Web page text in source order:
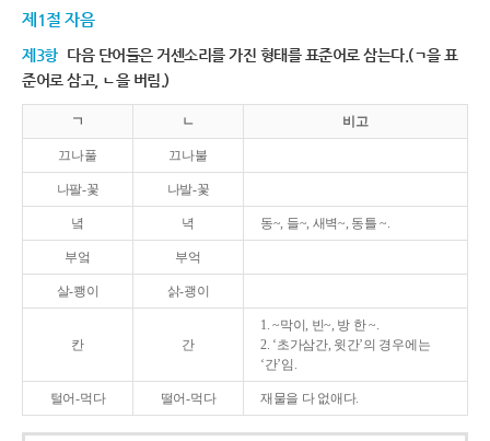
제1절 자음
제3항 다음 단어들은 거센소리를 가진 형태를 표준어로 삼는다.(ㄱ을 표
준어로 삼고, ㄴ을 버림.)
ㄱ ㄴ 비고
끄나풀 끄나불
나팔-꽃 나발-꽃
녘 녁 동~, 들~, 새벽~, 동틀 ~.
부엌 부억
살-쾡이 삵-괭이
칸 간
1. ~막이, 빈~, 방 한 ~.
2. ‘초가삼간, 윗간’의 경우에는
‘간’임.
털어-먹다 떨어-먹다 재물을 다 없애다.